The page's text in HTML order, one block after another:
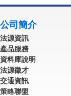
公司簡介
法源資訊
產品服務
資料庫說明
法源徵才
交通資訊
策略聯盟